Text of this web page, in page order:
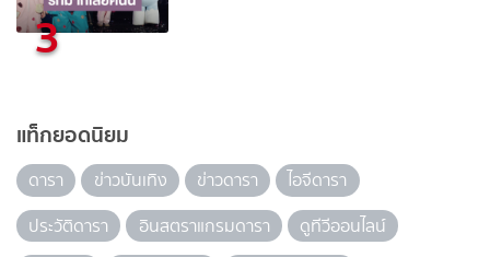
3
แท็กยอดนิยม
ดารา ข่าวบันเทิง ข่าวดารา
ไอจีดารา
ประวัติดารา
อินสตราแกรมดารา
ดูทีวีออนไลน์